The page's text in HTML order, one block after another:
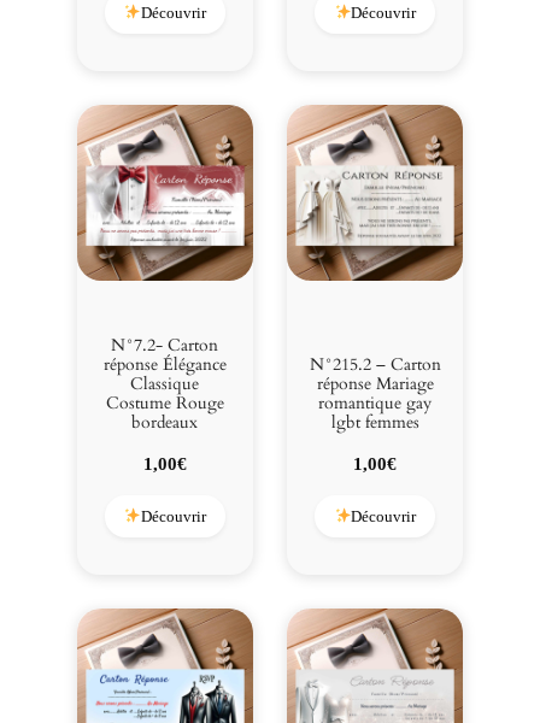
Découvrir Découvrir
N°7.2- Carton
réponse Élégance
Classique
Costume Rouge
bordeaux
1,00€
Découvrir
N°215.2 – Carton
réponse Mariage
romantique gay
lgbt femmes
1,00€
Découvrir